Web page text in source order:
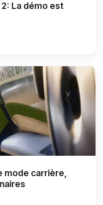
La démo est
mode carrière,